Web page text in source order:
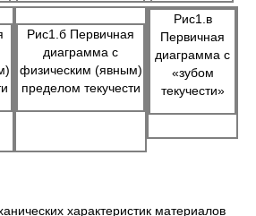
Рис1.б Первичная
диаграмма с
физическим (явным)
пределом текучести
Рис1.в
Первичная
диаграмма с
«зубом
текучести»
характеристик материалов